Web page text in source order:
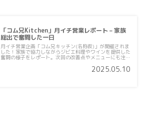
「コム兄Kitchen」月イチ営業レポート – 家族
総出で奮闘した一日
月イチ営業企画「コム兄キッチン(名称仮)」が開催されま
した！家族で協力しながらジビエ料理やワインを提供した
奮闘の様子をレポート。次回の改善点やメニューにも注
2025.05.10